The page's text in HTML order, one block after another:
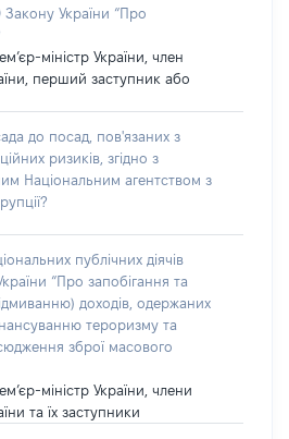
Закону України “Про
міністр України, член
перший заступник або
до посад, пов'язаних з
ризиків, згідно з
Національним агентством з
публічних діячів
“Про запобігання та
доходів, одержаних
тероризму та
зброї масового
міністр України, члени
та їх заступники